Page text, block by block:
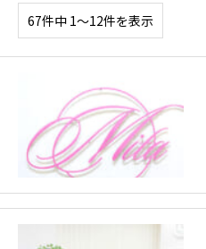
67件中 1〜12件を表示